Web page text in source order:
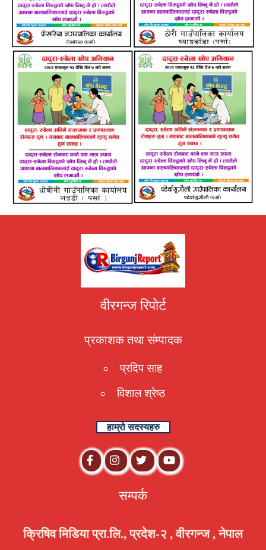
वीरगन्ज रिपोर्ट
प्रकाशक तथा संम्पादक
प्रदिप साह
विशाल श्रेष्ठ
हाम्रो सदस्यहरु
सम्पर्क
क्रिषिव मिडिया प्रा.लि., प्रदेश-२ , वीरगन्ज , नेपाल